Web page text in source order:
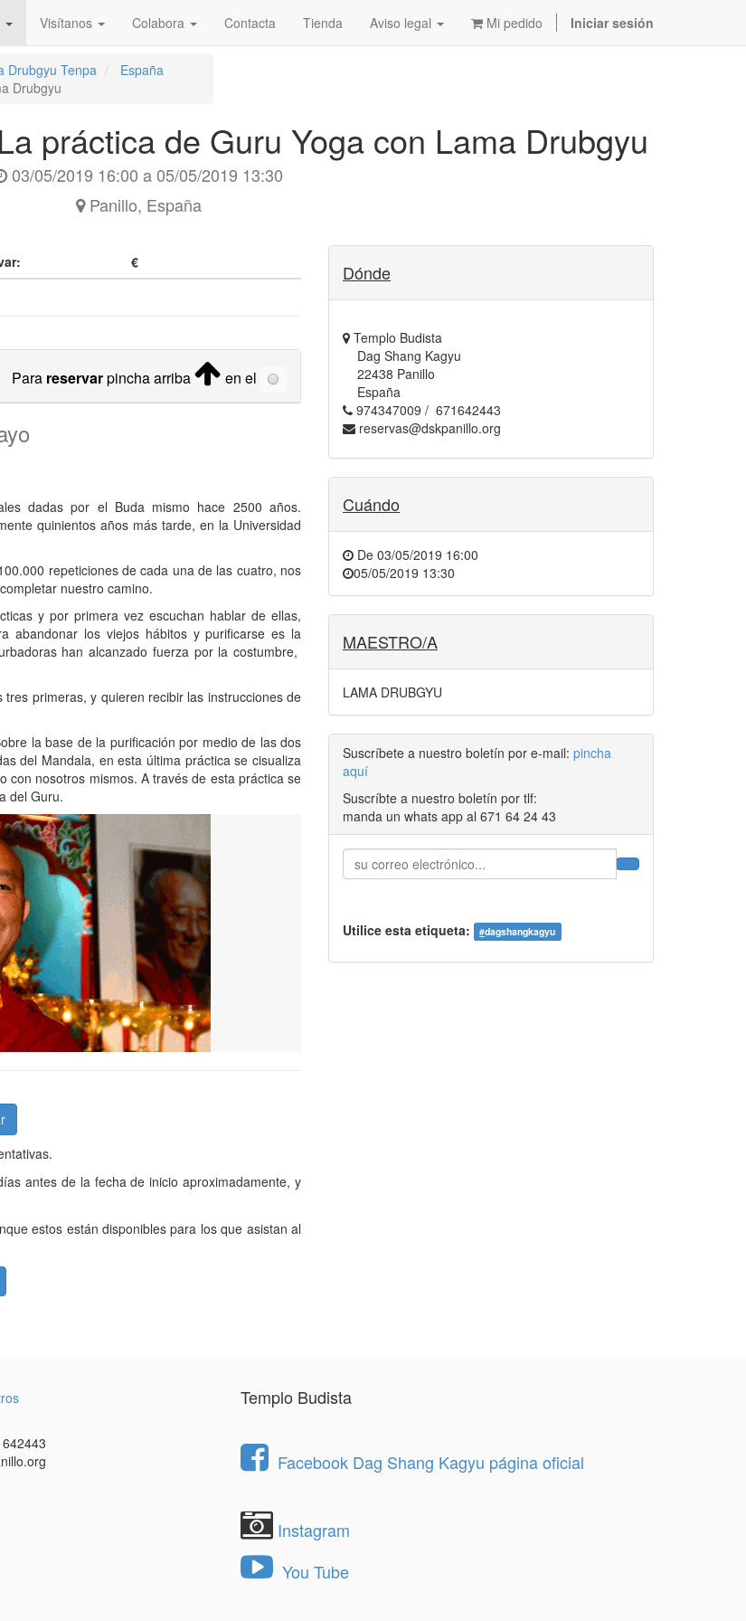
Visítanos Colabora Contacta Tienda Aviso legal Mi pedido Iniciar sesión
Drubgyu Tenpa
España
Drubgyu
práctica de Guru Yoga con Lama Drubgyu
03/05/2019 16:00 a05/05/2019 13:30
Panillo, España
€
Para reservarpincha arriba en el
dadas por el Buda mismo hace 2500 años.
quinientos años más tarde, en la Universidad
repeticiones de cada una de las cuatro, nos
nuestro camino.
y por primera vez escuchan hablar de ellas,
abandonar los viejos hábitos y purificarse es la
han alcanzado fuerza por la costumbre,
primeras, y quieren recibir las instrucciones de
la base de la purificación por medio de las dos
del Mandala, en esta última práctica se cisualiza
con nosotros mismos. A través de esta práctica se
del Guru.
antes de la fecha de inicio aproximadamente, y
estos están disponibles para los que asistan al
Dónde
Templo Budista
Dag Shang Kagyu
22438 Panillo
España
974347009 / 671642443
reservas@dskpanillo.org
Cuándo
De 03/05/2019 16:00
05/05/2019 13:30
MAESTRO/A
LAMA DRUBGYU
Suscríbete a nuestro boletín por e-mail: pincha
aquí
Suscríbte a nuestro boletín por tlf:
manda un whats app al 671 64 24 43
Utilice esta etiqueta: #dagshangkagyu
Templo Budista
Facebook Dag Shang Kagyu página oficial
Instagram
You Tube